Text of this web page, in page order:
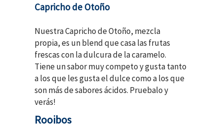
Capricho de Otoño
Nuestra Capricho de Otoño, mezcla
propia, es un blend que casa las frutas
frescas con la dulcura de la caramelo.
Tiene un sabor muy competo y gusta tanto
a los que les gusta el dulce como a los que
son más de sabores ácidos. Pruebalo y
verás!
Rooibos